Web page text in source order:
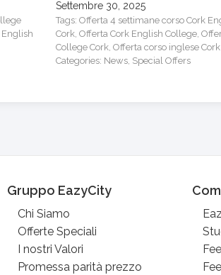
Settembre 30, 2025
Tags: Offerta 4 settimane corso Cork
Cork, Offerta Cork English College,
College Cork, Offerta corso inglese Cork
Categories: News, Special Offers
Gruppo EazyCity
Chi Siamo
Offerte Speciali
I nostri Valori
Promessa parità prezzo